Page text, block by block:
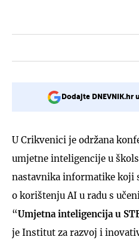
Dodajte
U Crikvenici je održana
umjetne inteligencije u
nastavnika informatike koji
o korištenju AI u radu s
“Umjetna inteligencija u
je Institut za razvoj i